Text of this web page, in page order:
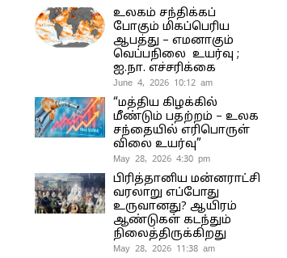
உலகம் சந்திக்கப்
போகும் மிகப்பெரிய
ஆபத்து – எமனாகும்
வெப்பநிலை உயர்வு ;
ஐ.நா. எச்சரிக்கை
June 4, 2026 10:12 am
“மத்திய கிழக்கில்
மீண்டும் பதற்றம் – உலக
சந்தையில் எரிபொருள்
விலை உயர்வு”
May 28, 2026 4:30 pm
பிரித்தானிய மன்னராட்சி
வரலாறு எப்போது
உருவானது? ஆயிரம்
ஆண்டுகள் கடந்தும்
நிலைத்திருக்கிறது
May 28, 2026 11:38 am